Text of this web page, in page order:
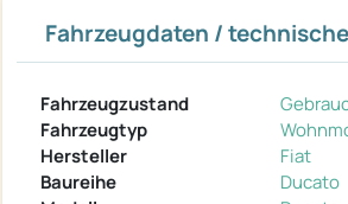
Fahrzeugdaten /
Fahrzeugzustand
Fahrzeugtyp
Hersteller
Fiat
Baureihe
Ducato